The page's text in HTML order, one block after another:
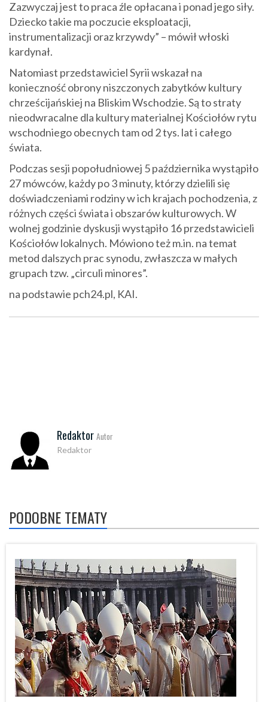
Zazwyczaj jest to praca źle opłacana i ponad jego siły.
Dziecko takie ma poczucie eksploatacji,
instrumentalizacji oraz krzywdy” – mówił włoski
kardynał.
Natomiast przedstawiciel Syrii wskazał na
konieczność obrony niszczonych zabytków kultury
chrześcijańskiej na Bliskim Wschodzie. Są to straty
nieodwracalne dla kultury materialnej Kościołów rytu
wschodniego obecnych tam od 2 tys. lat i całego
świata.
Podczas sesji popołudniowej 5 października wystąpiło
27 mówców, każdy po 3 minuty, którzy dzielili się
doświadczeniami rodziny w ich krajach pochodzenia, z
różnych części świata i obszarów kulturowych. W
wolnej godzinie dyskusji wystąpiło 16 przedstawicieli
Kościołów lokalnych. Mówiono też m.in. na temat
metod dalszych prac synodu, zwłaszcza w małych
grupach tzw. „circuli minores”.
na podstawie pch24.pl, KAI.
Redaktor Autor
Redaktor
PODOBNE TEMATY